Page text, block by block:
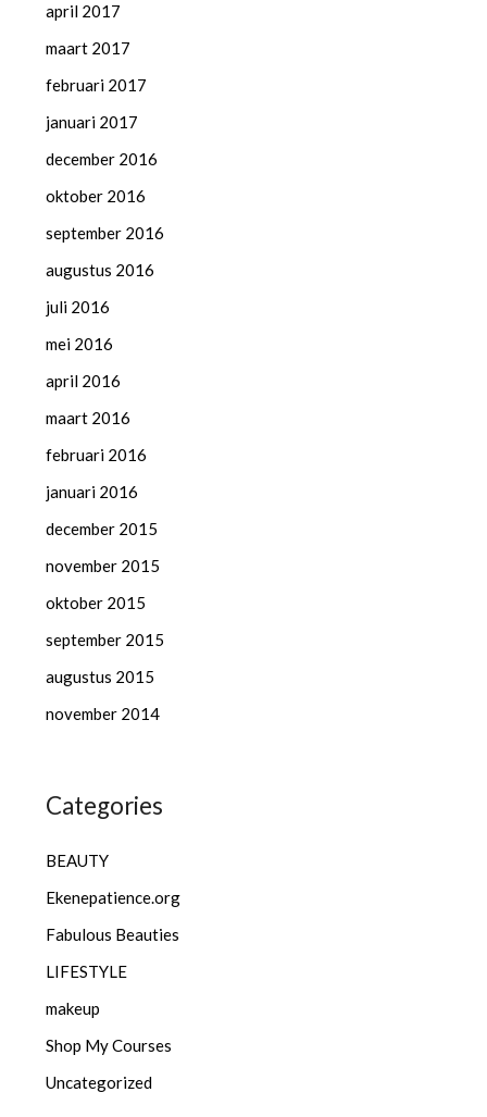
april 2017
maart 2017
februari 2017
januari 2017
december 2016
oktober 2016
september 2016
augustus 2016
juli 2016
mei 2016
april 2016
maart 2016
februari 2016
januari 2016
december 2015
november 2015
oktober 2015
september 2015
augustus 2015
november 2014
Categories
BEAUTY
Ekenepatience.org
Fabulous Beauties
LIFESTYLE
makeup
Shop My Courses
Uncategorized